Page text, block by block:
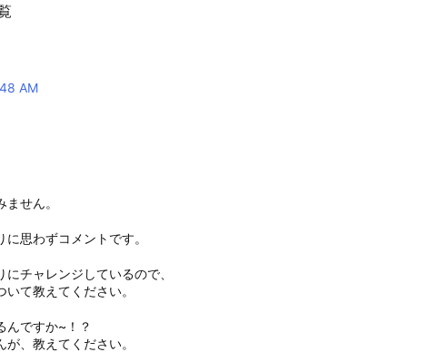
AM
せん。
思わずコメントです。
チャレンジしているので、
て教えてください。
んですか~！？
、教えてください。